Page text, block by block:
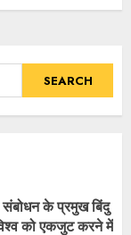
संबोधन के प्रमुख बिंदु
को एकजुट करने में